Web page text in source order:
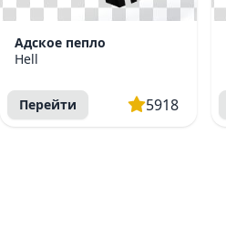
Адское пепло
Hell
Перейти 5918